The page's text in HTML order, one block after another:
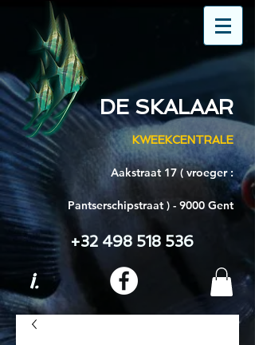
DE SKALAAR
KWEEKCENTRALE
Aakstraat 17 ( vroeger :
Pantserschipstraat ) - 9000 Gent
+32 498 518 536
i.